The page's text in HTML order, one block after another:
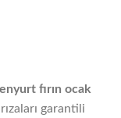
fırın ocak
garantili